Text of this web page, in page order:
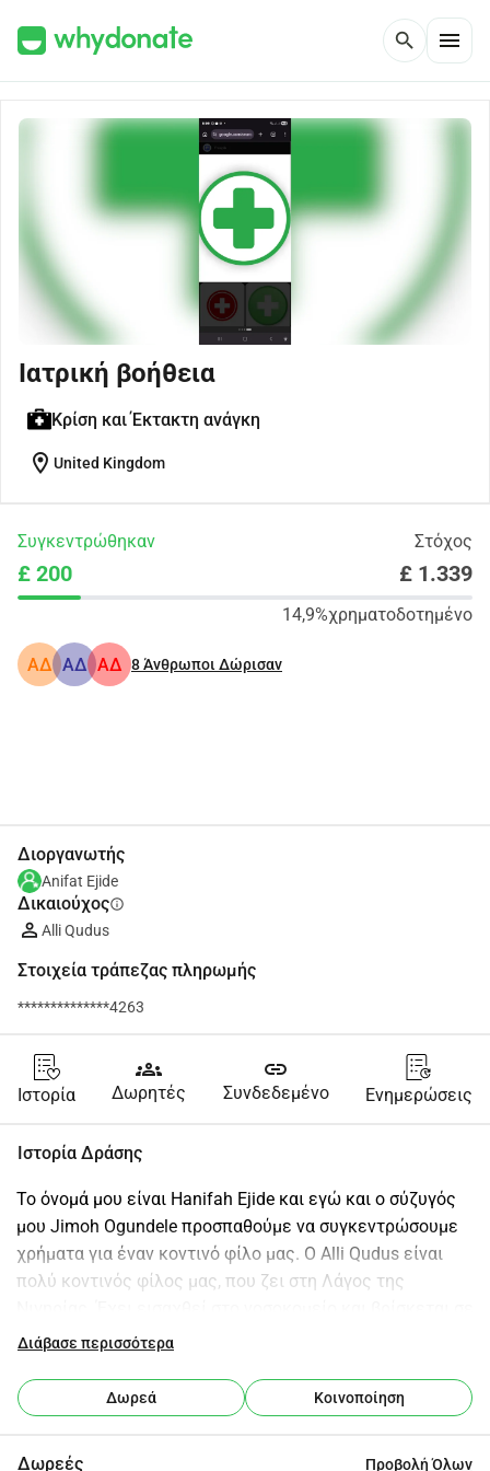
search menu
Ιατρική βοήθεια
Κρίση και Έκτακτη ανάγκη
location_on United Kingdom
Συγκεντρώθηκαν Στόχος
£ 200 £ 1.339
14,9%χρηματοδοτημένο
ΑΔ ΑΔ ΑΔ 8Άνθρωποι Δώρισαν
Διοργανωτής
Anifat Ejide
Δικαιούχοςinfo
Alli Qudus
Στοιχεία τράπεζας πληρωμής
**************4263
Ιστορία
groups
Δωρητές
link
Συνδεδεμένο Ενημερώσεις
Ιστορία Δράσης
Το όνομά μου είναι Hanifah Ejide και εγώ και ο σύζυγός
μου Jimoh Ogundele προσπαθούμε να συγκεντρώσουμε
χρήματα για έναν κοντινό φίλο μας. Ο Alli Qudus είναι
πολύ κοντινός φίλος μας, που ζει στη Λάγος της
κρίσιμη κατάσταση υγείας. Ο Alli αντιμετωπίζει μια
σοβαρής λοίμωξης. Αυτή η κατάσταση υγείας ξεκίνησε
το 2005 όταν είχε ένα αυτοκινητιστικό ατύχημα την
Διάβασε περισσότερα
Δωρεά Κοινοποίηση
Δωρεές Προβολή Όλων